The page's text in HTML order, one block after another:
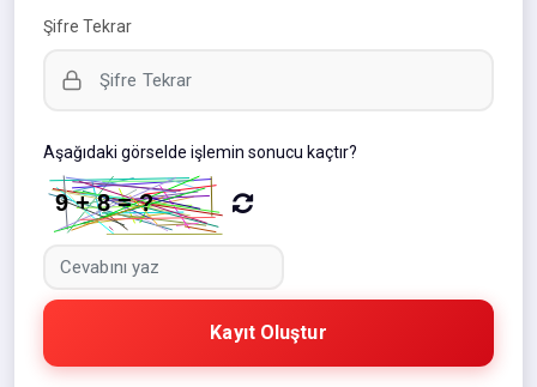
Şifre Tekrar
Aşağıdaki görselde işlemin sonucu kaçtır?
Kayıt Oluştur